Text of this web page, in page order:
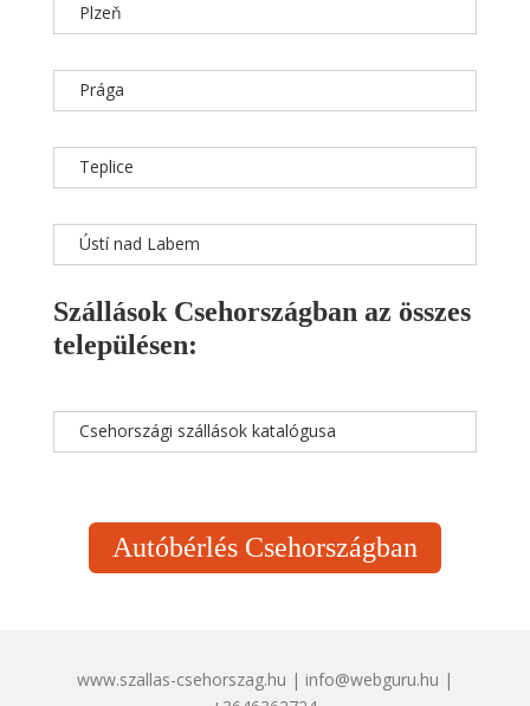
Plzeň
Prága
Teplice
Ústí nad Labem
Szállások Csehországban az összes
településen:
Csehországi szállások katalógusa
Autóbérlés Csehországban
www.szallas-csehorszag.hu | info@webguru.hu |